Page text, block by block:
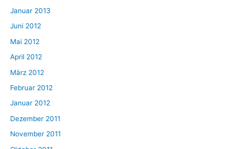
Januar 2013
Juni 2012
Mai 2012
April 2012
März 2012
Februar 2012
Januar 2012
Dezember 2011
November 2011